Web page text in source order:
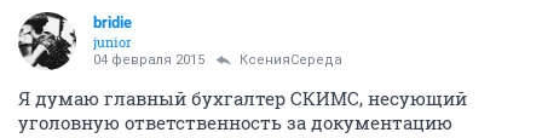
04 февраля 2015
Еще совершенно непонятно почему со стороны
башенного крана балкон по проекту должен делиться
поровну на две одноконатные квартиры, а выходы на
балкон сделаны по всем этажам только из одной из